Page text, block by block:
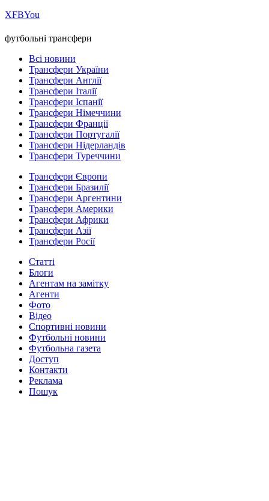
ХFBYou
футбольні трансфери
Всі новини
Трансфери України
Трансфери Англії
Трансфери Італії
Трансфери Іспанії
Трансфери Німеччини
Трансфери Франції
Трансфери Португалії
Трансфери Нідерландів
Трансфери Туреччини
Трансфери Європи
Трансфери Бразилії
Трансфери Аргентини
Трансфери Америки
Трансфери Африки
Трансфери Азії
Трансфери Росії
Статті
Блоги
Агентам на замітку
Агенти
Фото
Відео
Спортивні новини
Футбольні новини
Футбольна газета
Доступ
Контакти
Реклама
Пошук